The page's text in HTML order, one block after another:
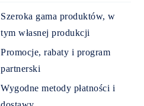
Szeroka gama produktów, w
tym własnej produkcji
Promocje, rabaty i program
partnerski
Wygodne metody płatności i